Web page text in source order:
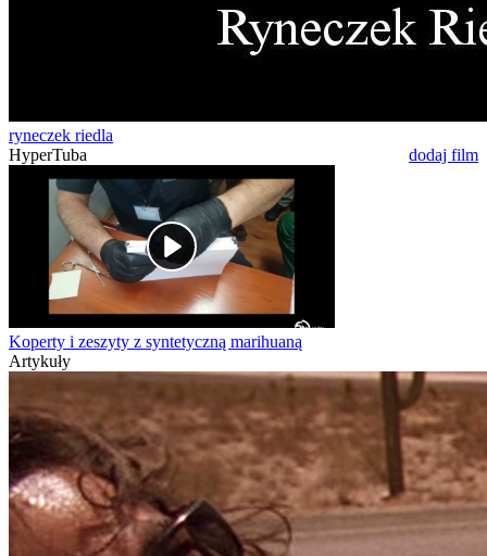
ryneczek riedla
HyperTuba
dodaj film
Koperty i zeszyty z syntetyczną marihuaną
Artykuły